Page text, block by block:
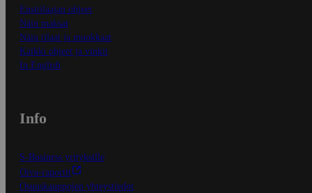
Ensitilaajan ohjeet
Näin maksat
Näin tilaat ja muokkaat
Kaikki ohjeet ja vinkit
In English
Info
S-Business yrityksille
Oiva-raportit
Osuuskauppojen yhteystiedot